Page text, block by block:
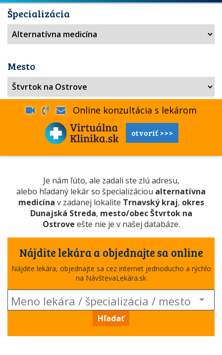
Špecializácia
Mesto
Online konzultácia s lekárom
otvoriť >>>
Je nám ľúto, ale zadali ste zlú adresu,
alebo hľadaný lekár so špecializáciou alternatívna
medicína v zadanej lokalite Trnavský kraj, okres
Dunajská Streda, mesto/obec Štvrtok na
Ostrove ešte nie je v našej databáze.
Nájdite lekára a objednajte sa online
Nájdite lekára, objednajte sa cez internet jednoducho a rýchlo
na NávštevaLekára.sk
Hľadať